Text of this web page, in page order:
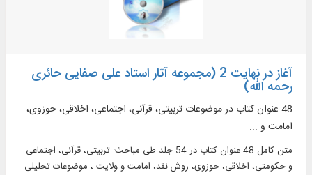
آغاز در نهایت 2 (مجموعه آثار استاد علی صفایی حائری
رحمه الله)
48 عنوان کتاب در موضوعات تربیتی، قرآنی، اجتماعی، اخلاقی، حوزوی،
امامت و ...
متن كامل 48 عنوان كتاب در 54 جلد طی مباحث: تربیتی، قرآنی، اجتماعی
و حکومتی، اخلاقی، حوزوی، روش نقد، امامت و ولایت ، موضوعات تحلیلی